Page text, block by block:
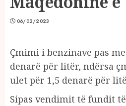
06/02/2023
Çmimi i benzinave pas
denarë për litër, ndërsa
ulet për 1,5 denarë për
Sipas vendimit të fundit të